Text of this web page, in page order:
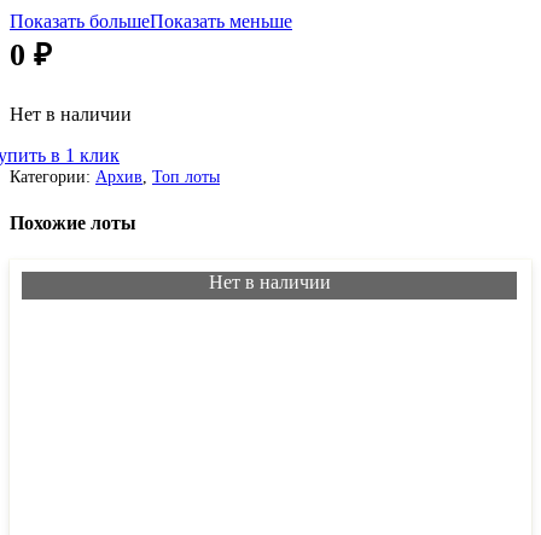
Показать большеПоказать меньше
0 ₽
Нет в наличии
в 1 клик
Категории: Архив Топ лоты
Похожие лоты
Нет в наличии